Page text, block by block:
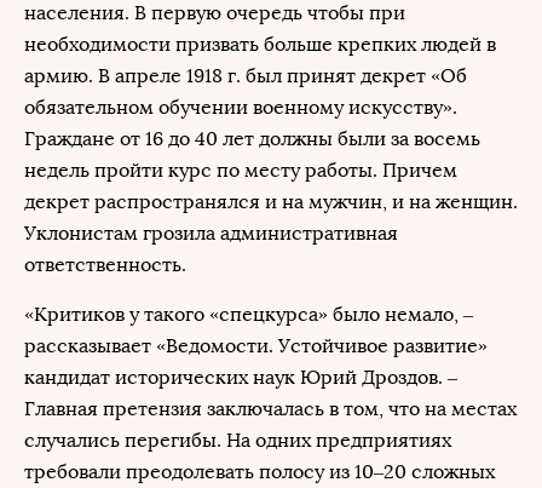
населения. В первую очередь чтобы при
необходимости призвать больше крепких людей в
армию. В апреле 1918 г. был принят декрет «Об
обязательном обучении военному искусству».
Граждане от 16 до 40 лет должны были за восемь
недель пройти курс по месту работы. Причем
декрет распространялся и на мужчин, и на женщин.
Уклонистам грозила административная
ответственность.
«Критиков у такого «спецкурса» было немало, –
рассказывает «Ведомости. Устойчивое развитие»
кандидат исторических наук Юрий Дроздов. –
Главная претензия заключалась в том, что на местах
случались перегибы. На одних предприятиях
требовали преодолевать полосу из 10–20 сложных